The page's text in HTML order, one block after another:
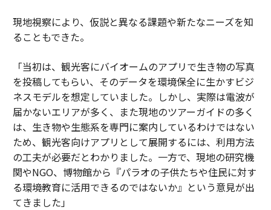
現地視察により、仮説と異なる課題や新たなニーズを知
ることもできた。
「当初は、観光客にバイオームのアプリで生き物の写真
を投稿してもらい、そのデータを環境保全に生かすビジ
ネスモデルを想定していました。しかし、実際は電波が
届かないエリアが多く、また現地のツアーガイドの多く
は、生き物や生態系を専門に案内しているわけではない
ため、観光客向けアプリとして展開するには、利用方法
の工夫が必要だとわかりました。一方で、現地の研究機
関やNGO、博物館から『パラオの子供たちや住民に対す
る環境教育に活用できるのではないか』という意見が出
てきました」